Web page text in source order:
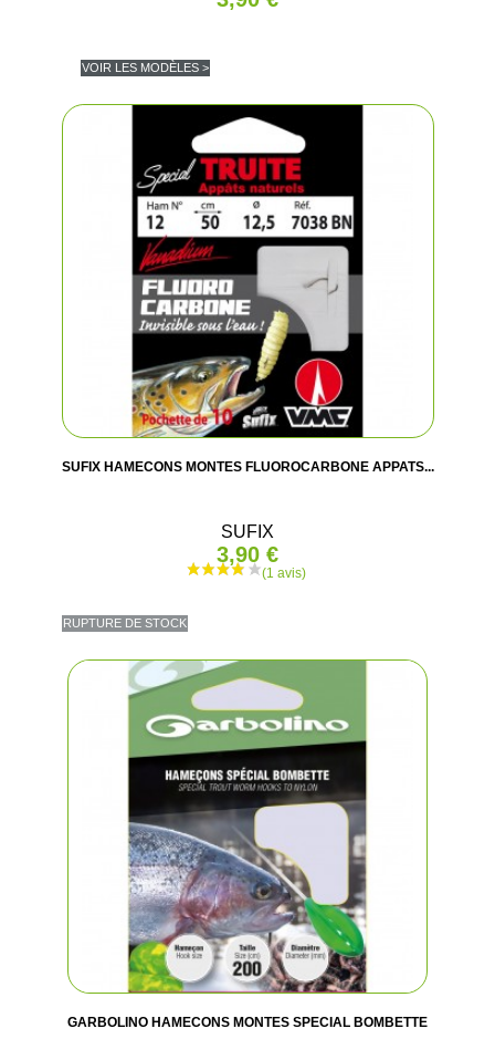
VOIR LES MODÈLES >
SUFIX HAMECONS MONTES FLUOROCARBONE APPATS...
SUFIX
3,90 €
RUPTURE DE STOCK
GARBOLINO HAMECONS MONTES SPECIAL BOMBETTE